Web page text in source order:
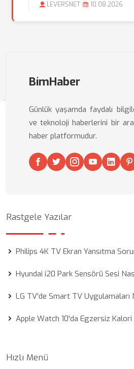
LEVERSNET 10.08.2026
BimHaber
Günlük yaşamda faydalı
ve teknoloji haberlerini bir
haber platformudur.
Rastgele Yazılar
Philips 4K TV Ekran Yansıtma
Hyundai i20 Park Sensörü Sesi
LG TV'de Smart TV Uygulamaları
Apple Watch 10'da Egzersiz Kalori
Hızlı Menü